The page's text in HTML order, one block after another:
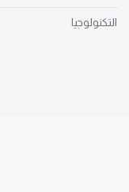
التكنولوجيا